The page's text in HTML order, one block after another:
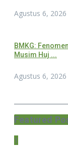
Agustus 6, 2026
BMKG:
Musim Huj ...
Agustus 6, 2026
Featured
1